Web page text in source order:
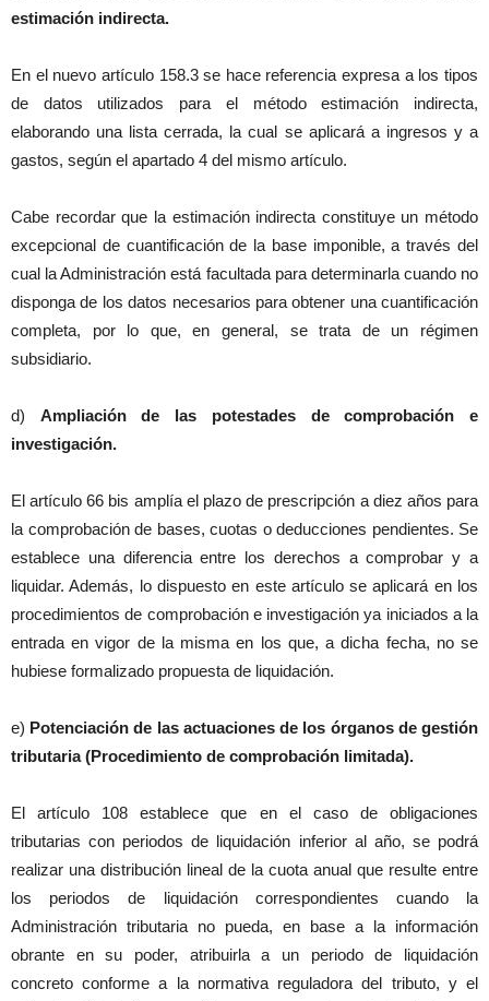
estimación indirecta.
En el nuevo artículo 158.3 se hace referencia expresa a los tipos
de datos utilizados para el método estimación indirecta,
elaborando una lista cerrada, la cual se aplicará a ingresos y a
gastos, según el apartado 4 del mismo artículo.
Cabe recordar que la estimación indirecta constituye un método
excepcional de cuantificación de la base imponible, a través del
cual la Administración está facultada para determinarla cuando no
disponga de los datos necesarios para obtener una cuantificación
completa, por lo que, en general, se trata de un régimen
subsidiario.
d) Ampliación de las potestades de comprobación e
investigación.
El artículo 66 bis amplía el plazo de prescripción a diez años para
la comprobación de bases, cuotas o deducciones pendientes. Se
establece una diferencia entre los derechos a comprobar y a
liquidar. Además, lo dispuesto en este artículo se aplicará en los
procedimientos de comprobación e investigación ya iniciados a la
entrada en vigor de la misma en los que, a dicha fecha, no se
hubiese formalizado propuesta de liquidación.
e) Potenciación de las actuaciones de los órganos de gestión
tributaria (Procedimiento de comprobación limitada).
El artículo 108 establece que en el caso de obligaciones
tributarias con periodos de liquidación inferior al año, se podrá
realizar una distribución lineal de la cuota anual que resulte entre
los periodos de liquidación correspondientes cuando la
Administración tributaria no pueda, en base a la información
obrante en su poder, atribuirla a un periodo de liquidación
concreto conforme a la normativa reguladora del tributo, y el